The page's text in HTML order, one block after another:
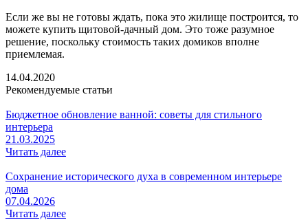
Если же вы не готовы ждать, пока это жилище построится, то
можете купить щитовой-дачный дом. Это тоже разумное
решение, поскольку стоимость таких домиков вполне
приемлемая.
14.04.2020
Рекомендуемые статьи
Бюджетное обновление ванной: советы для стильного
интерьера
21.03.2025
Читать далее
Сохранение исторического духа в современном интерьере
дома
07.04.2026
Читать далее